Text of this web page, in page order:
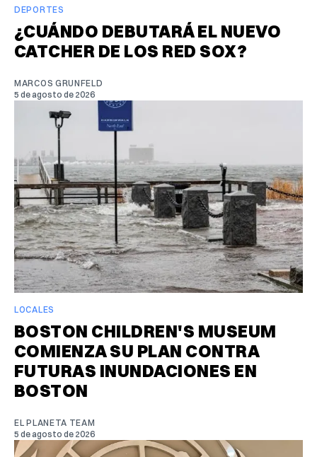
DEPORTES
¿CUÁNDO DEBUTARÁ EL NUEVO
CATCHER DE LOS RED SOX?
MARCOS GRUNFELD
5 de agosto de 2026
LOCALES
BOSTON CHILDREN'S MUSEUM
COMIENZA SU PLAN CONTRA
FUTURAS INUNDACIONES EN
BOSTON
EL PLANETA TEAM
5 de agosto de 2026